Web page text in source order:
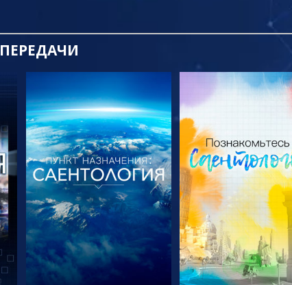
ПЕРЕДАЧИ